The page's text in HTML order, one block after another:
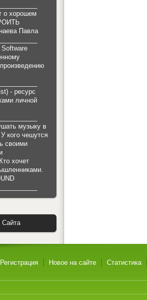
о хорошем
Павла
Software
- ресурс
личной
музыку в
кого чешутся
своими
хочет
Сайта
Регистрация Новое на сайте Статистика